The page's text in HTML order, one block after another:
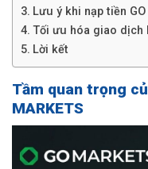
Lưu ý khi nạp tiền GO
Tối ưu hóa giao dịch
Lời kết
Tầm quan trọng
MARKETS